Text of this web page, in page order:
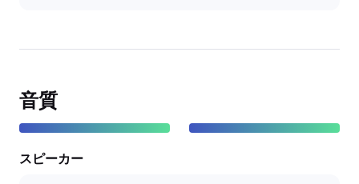
音質
スピーカー